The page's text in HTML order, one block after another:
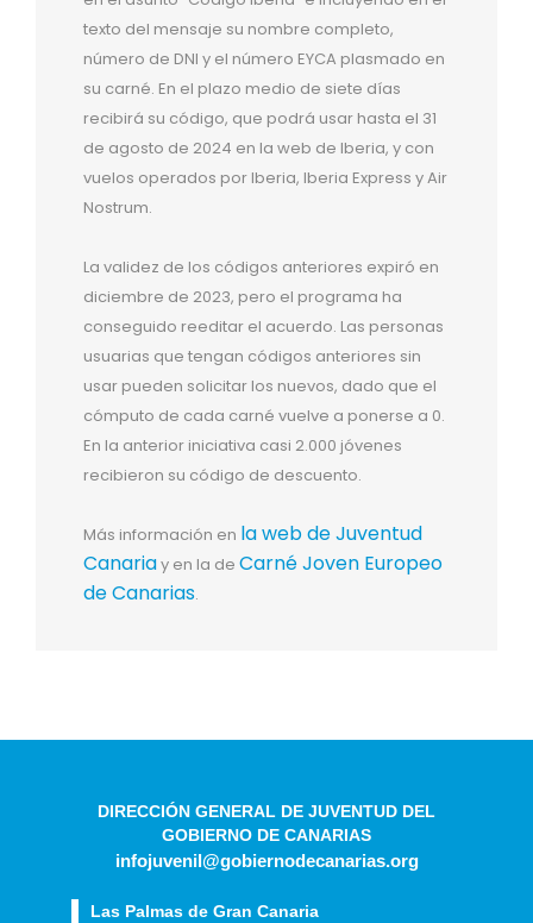
texto del mensaje su nombre completo,
número de DNI y el número EYCA plasmado en
su carné. En el plazo medio de siete días
recibirá su código, que podrá usar hasta el 31
de agosto de 2024 en la web de Iberia, y con
vuelos operados por Iberia, Iberia Express y Air
Nostrum.
La validez de los códigos anteriores expiró en
diciembre de 2023, pero el programa ha
conseguido reeditar el acuerdo. Las personas
usuarias que tengan códigos anteriores sin
usar pueden solicitar los nuevos, dado que el
cómputo de cada carné vuelve a ponerse a 0.
En la anterior iniciativa casi 2.000 jóvenes
recibieron su código de descuento.
Más información en la web de Juventud
Canariay en la de Carné Joven Europeo
de Canarias.
DIRECCIÓN GENERAL DE JUVENTUD DEL
GOBIERNO DE CANARIAS
infojuvenil@gobiernodecanarias.org
Las Palmas de Gran Canaria